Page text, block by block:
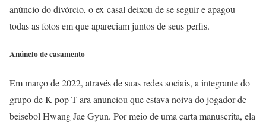
anúncio do divórcio, o ex-casal deixou de se seguir e apagou
todas as fotos em que apareciam juntos de seus perfis.
Anúncio de casamento
Em março de 2022, através de suas redes sociais, a integrante do
grupo de K-pop T-ara anunciou que estava noiva do jogador de
beisebol Hwang Jae Gyun. Por meio de uma carta manuscrita, ela